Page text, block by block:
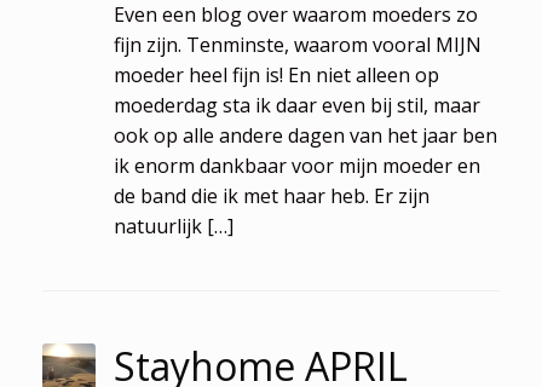
Even een blog over waarom moeders zo
fijn zijn. Tenminste, waarom vooral MIJN
moeder heel fijn is! En niet alleen op
moederdag sta ik daar even bij stil, maar
ook op alle andere dagen van het jaar ben
ik enorm dankbaar voor mijn moeder en
de band die ik met haar heb. Er zijn
natuurlijk […]
Stayhome APRIL